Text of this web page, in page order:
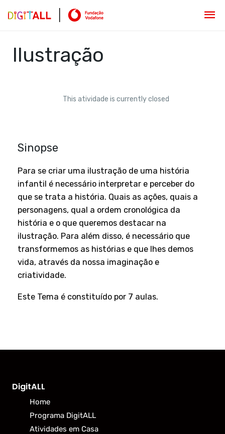
Ilustração
This atividade is currently closed
Sinopse
Para se criar uma ilustração de uma história
infantil é necessário interpretar e perceber do
que se trata a história. Quais as ações, quais a
personagens, qual a ordem cronológica da
história e o que queremos destacar na
ilustração. Para além disso, é necessário que
transformemos as histórias e que lhes demos
vida, através da nossa imaginação e
criatividade.
Este Tema é constituído por 7 aulas.
DigitALL
Home
Programa DigitALL
Atividades em Casa